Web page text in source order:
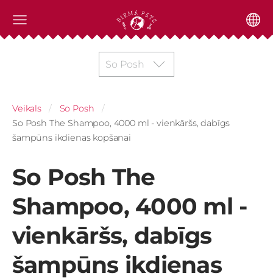
So Posh
Veikals
So Posh
So Posh The Shampoo, 4000 ml - vienkāršs, dabīgs
šampūns ikdienas kopšanai
So Posh The
Shampoo, 4000 ml -
vienkāršs, dabīgs
šampūns ikdienas